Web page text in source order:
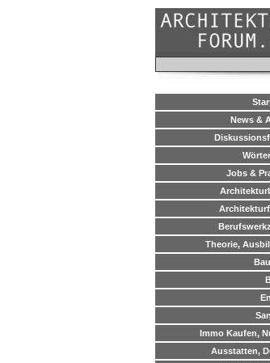
News &
Jobs &
Theorie,
Immo Kaufen,
Ausstatten,